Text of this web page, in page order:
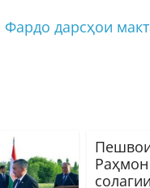
Фардо дарсҳои